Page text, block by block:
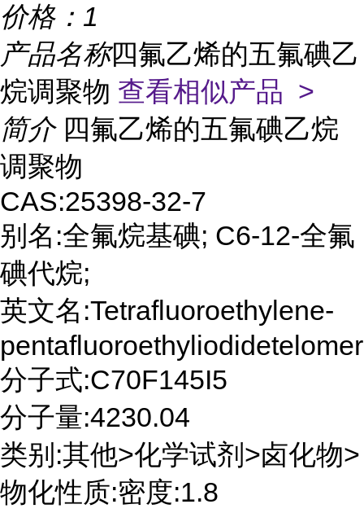
价格： 1
产品名称四氟乙烯的五氟碘乙
烷调聚物 查看相似产品 >
简介 四氟乙烯的五氟碘乙烷
调聚物
CAS:25398-32-7
别名:全氟烷基碘; C6-12-全氟
碘代烷;
英文名:Tetrafluoroethylene-
pentafluoroethyliodidetelomer
分子式:C70F145I5
分子量:4230.04
类别:其他>化学试剂>卤化物>
物化性质:密度:1.8